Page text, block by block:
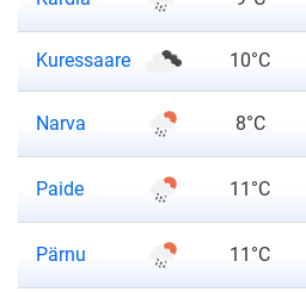
Kuressaareilmateade 10°C
Narva ilmateade 8°C
Paideilmateade 11°C
Pärnu ilmateade 11°C